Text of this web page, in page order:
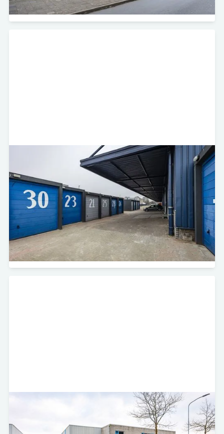
Bekijk project
Fortunaweg 10 - Schiedam
Self Storage
Minerva Development heeft in samenwerking met
Storage Share de self-storage locatie aan de
Fortunaweg 10 overgenomen van het voormalige
Boxx Opslag.
Bekijk project
Van Leeuwenhoekstraat 32 - Harderwijk